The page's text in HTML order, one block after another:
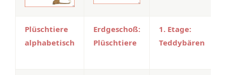
Plüschtiere
alphabetisch
Erdgeschoß:
Plüschtiere
1. Etage:
Teddybären